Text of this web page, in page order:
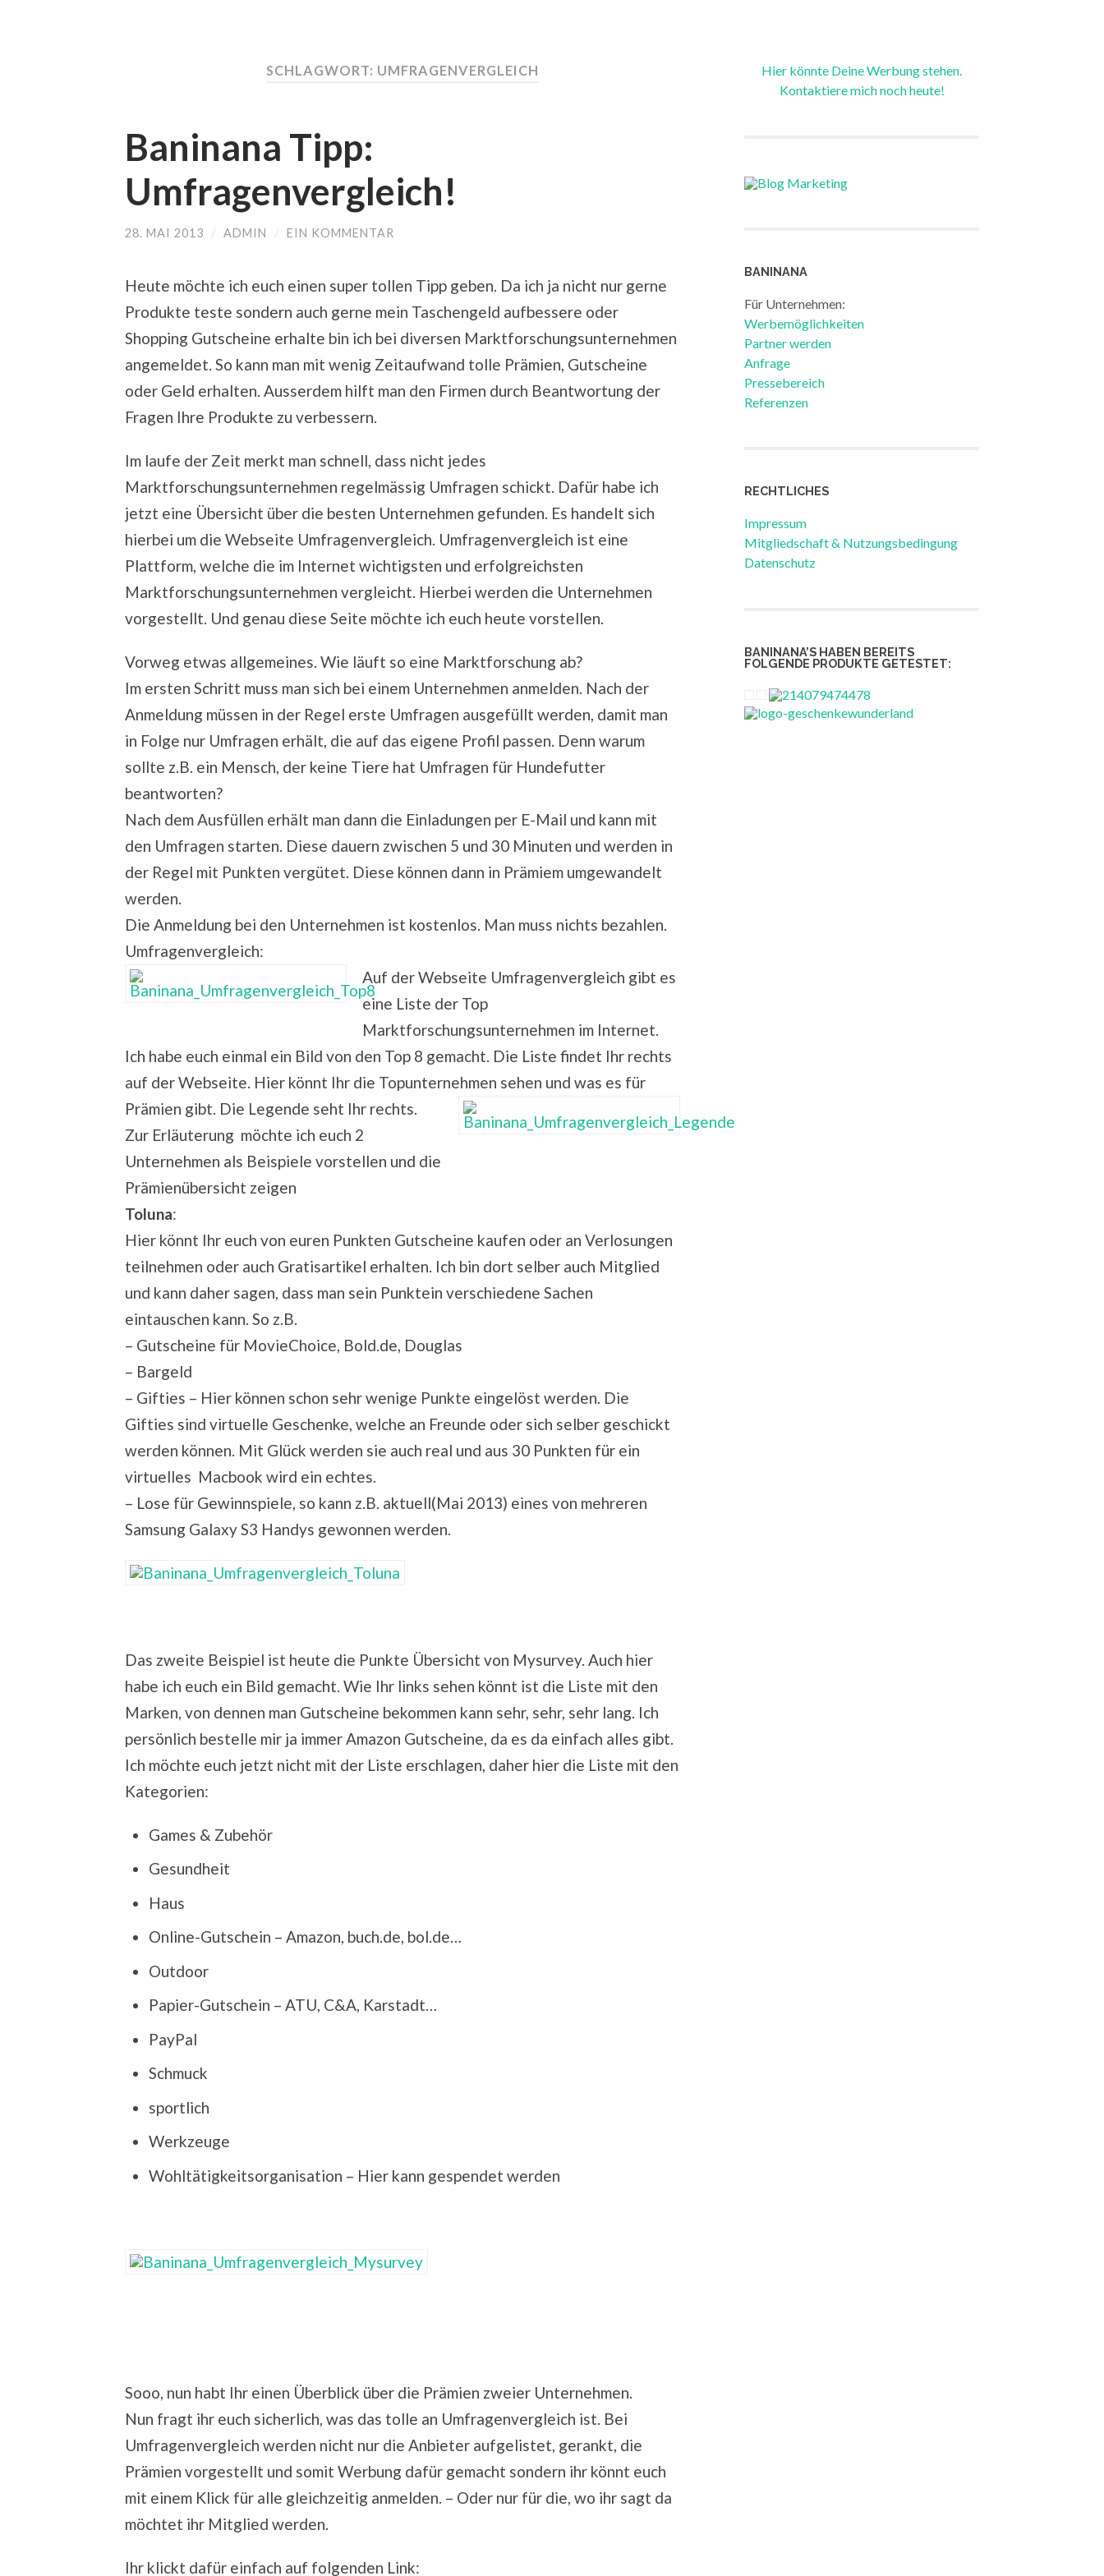
SCHLAGWORT: UMFRAGENVERGLEICH
Baninana Tipp:
Umfragenvergleich!
28. MAI 2013 / ADMIN / EIN KOMMENTAR
Heute möchte ich euch einen super tollen Tipp geben. Da ich ja nicht nur gerne
Produkte teste sondern auch gerne mein Taschengeld aufbessere oder
Shopping Gutscheine erhalte bin ich bei diversen Marktforschungsunternehmen
angemeldet. So kann man mit wenig Zeitaufwand tolle Prämien, Gutscheine
oder Geld erhalten. Ausserdem hilft man den Firmen durch Beantwortung der
Fragen Ihre Produkte zu verbessern.
Im laufe der Zeit merkt man schnell, dass nicht jedes
Marktforschungsunternehmen regelmässig Umfragen schickt. Dafür habe ich
jetzt eine Übersicht über die besten Unternehmen gefunden. Es handelt sich
hierbei um die Webseite Umfragenvergleich. Umfragenvergleich ist eine
Plattform, welche die im Internet wichtigsten und erfolgreichsten
Marktforschungsunternehmen vergleicht. Hierbei werden die Unternehmen
vorgestellt. Und genau diese Seite möchte ich euch heute vorstellen.
Vorweg etwas allgemeines. Wie läuft so eine Marktforschung ab?
Im ersten Schritt muss man sich bei einem Unternehmen anmelden. Nach der
Anmeldung müssen in der Regel erste Umfragen ausgefüllt werden, damit man
in Folge nur Umfragen erhält, die auf das eigene Profil passen. Denn warum
sollte z.B. ein Mensch, der keine Tiere hat Umfragen für Hundefutter
beantworten?
Nach dem Ausfüllen erhält man dann die Einladungen per E-Mail und kann mit
den Umfragen starten. Diese dauern zwischen 5 und 30 Minuten und werden in
der Regel mit Punkten vergütet. Diese können dann in Prämiem umgewandelt
werden.
Die Anmeldung bei den Unternehmen ist kostenlos. Man muss nichts bezahlen.
Umfragenvergleich:
Auf der Webseite Umfragenvergleich gibt es
eine Liste der Top
Marktforschungsunternehmen im Internet.
Ich habe euch einmal ein Bild von den Top 8 gemacht. Die Liste findet Ihr rechts
auf der Webseite. Hier könnt Ihr die Topunternehmen sehen und was es für
Prämien gibt. Die Legende seht Ihr rechts.
Zur Erläuterung möchte ich euch 2
Unternehmen als Beispiele vorstellen und die
Prämienübersicht zeigen
Toluna:
Hier könnt Ihr euch von euren Punkten Gutscheine kaufen oder an Verlosungen
teilnehmen oder auch Gratisartikel erhalten. Ich bin dort selber auch Mitglied
und kann daher sagen, dass man sein Punktein verschiedene Sachen
eintauschen kann. So z.B.
– Gutscheine für MovieChoice, Bold.de, Douglas
– Bargeld
– Gifties – Hier können schon sehr wenige Punkte eingelöst werden. Die
Gifties sind virtuelle Geschenke, welche an Freunde oder sich selber geschickt
werden können. Mit Glück werden sie auch real und aus 30 Punkten für ein
virtuelles Macbook wird ein echtes.
– Lose für Gewinnspiele, so kann z.B. aktuell(Mai 2013) eines von mehreren
Samsung Galaxy S3 Handys gewonnen werden.
Das zweite Beispiel ist heute die Punkte Übersicht von Mysurvey. Auch hier
habe ich euch ein Bild gemacht. Wie Ihr links sehen könnt ist die Liste mit den
Marken, von dennen man Gutscheine bekommen kann sehr, sehr, sehr lang. Ich
persönlich bestelle mir ja immer Amazon Gutscheine, da es da einfach alles gibt.
Ich möchte euch jetzt nicht mit der Liste erschlagen, daher hier die Liste mit den
Kategorien:
Games & Zubehör
Gesundheit
Haus
Online-Gutschein – Amazon, buch.de, bol.de…
Outdoor
Papier-Gutschein – ATU, C&A, Karstadt…
PayPal
Schmuck
sportlich
Werkzeuge
Wohltätigkeitsorganisation – Hier kann gespendet werden
Sooo, nun habt Ihr einen Überblick über die Prämien zweier Unternehmen.
Nun fragt ihr euch sicherlich, was das tolle an Umfragenvergleich ist. Bei
Umfragenvergleich werden nicht nur die Anbieter aufgelistet, gerankt, die
Prämien vorgestellt und somit Werbung dafür gemacht sondern ihr könnt euch
mit einem Klick für alle gleichzeitig anmelden. – Oder nur für die, wo ihr sagt da
möchtet ihr Mitglied werden.
Ihr klickt dafür einfach auf folgenden Link:
Hier könnte Deine Werbung stehen.
Kontaktiere mich noch heute!
BANINANA
Für Unternehmen:
Werbemöglichkeiten
Partner werden
Anfrage
Pressebereich
Referenzen
RECHTLICHES
Impressum
Mitgliedschaft & Nutzungsbedingung
Datenschutz
BANINANA’S HABEN BEREITS
FOLGENDE PRODUKTE GETESTET: